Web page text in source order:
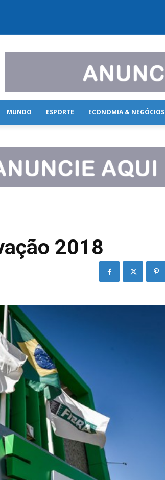
MUNDO ESPORTE ECONOMIA & NEGÓCIOS
2018